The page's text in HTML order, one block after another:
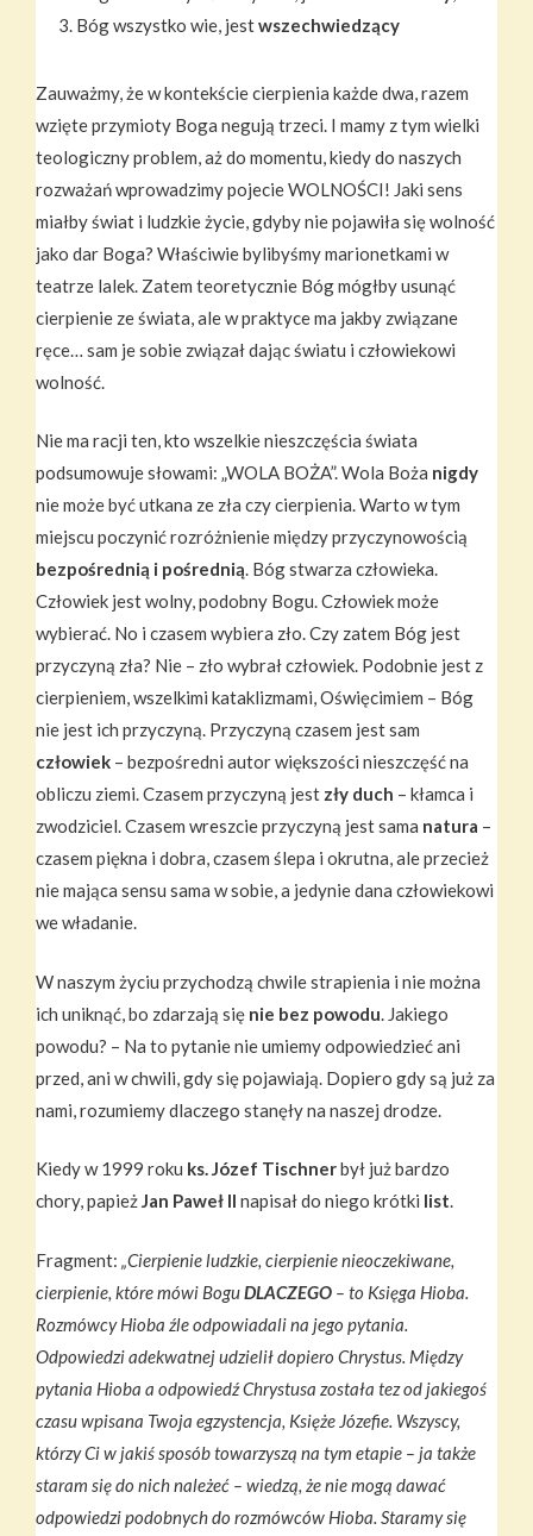
Bóg wszystko wie, jestwszechwiedzący
Zauważmy, że w kontekście cierpienia każde dwa, razem
wzięte przymioty Boga negują trzeci. I mamy z tym wielki
teologiczny problem, aż do momentu, kiedy do naszych
rozważań wprowadzimy pojecie WOLNOŚCI! Jaki sens
miałby świat i ludzkie życie, gdyby nie pojawiła się wolność
jako dar Boga? Właściwie bylibyśmy marionetkami w
teatrze lalek. Zatem teoretycznie Bóg mógłby usunąć
cierpienie ze świata, ale w praktyce ma jakby związane
ręce… sam je sobie związał dając światu i człowiekowi
wolność.
Nie ma racji ten, kto wszelkie nieszczęścia świata
podsumowuje słowami: „WOLA BOŻA”. Wola Boża nigdy
nie może być utkana ze zła czy cierpienia. Warto w tym
miejscu poczynić rozróżnienie między przyczynowością
bezpośrednią i pośrednią. Bóg stwarza człowieka.
Człowiek jest wolny, podobny Bogu. Człowiek może
wybierać. No i czasem wybiera zło. Czy zatem Bóg jest
przyczyną zła? Nie – zło wybrał człowiek. Podobnie jest z
cierpieniem, wszelkimi kataklizmami, Oświęcimiem – Bóg
nie jest ich przyczyną. Przyczyną czasem jest sam
człowiek – bezpośredni autor większości nieszczęść na
obliczu ziemi. Czasem przyczyną jest zły duch – kłamca i
zwodziciel. Czasem wreszcie przyczyną jest sama natura –
czasem piękna i dobra, czasem ślepa i okrutna, ale przecież
nie mająca sensu sama w sobie, a jedynie dana człowiekowi
we władanie.
W naszym życiu przychodzą chwile strapienia i nie można
ich uniknąć, bo zdarzają się nie bez powodu. Jakiego
powodu? – Na to pytanie nie umiemy odpowiedzieć ani
przed, ani w chwili, gdy się pojawiają. Dopiero gdy są już za
nami, rozumiemy dlaczego stanęły na naszej drodze.
Kiedy w 1999 roku ks. Józef Tischnerbył już bardzo
chory, papieżJan Paweł II napisał do niego krótki list.
Fragment: „Cierpienie ludzkie, cierpienie nieoczekiwane,
cierpienie, które mówi BoguDLACZEGO – to Księga Hioba.
Rozmówcy Hioba źle odpowiadali na jego pytania.
Odpowiedzi adekwatnej udzielił dopiero Chrystus. Między
pytania Hioba a odpowiedź Chrystusa została tez od jakiegoś
czasu wpisana Twoja egzystencja, Księże Józefie. Wszyscy,
którzy Ci w jakiś sposób towarzyszą na tym etapie – ja także
staram się do nich należeć – wiedzą, że nie mogą dawać
odpowiedzi podobnych do rozmówców Hioba. Staramy się